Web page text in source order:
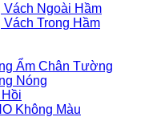
Vách Ngoài Hầm
Trong Hầm
Ẩm Chân Tường
Nóng
Không Màu